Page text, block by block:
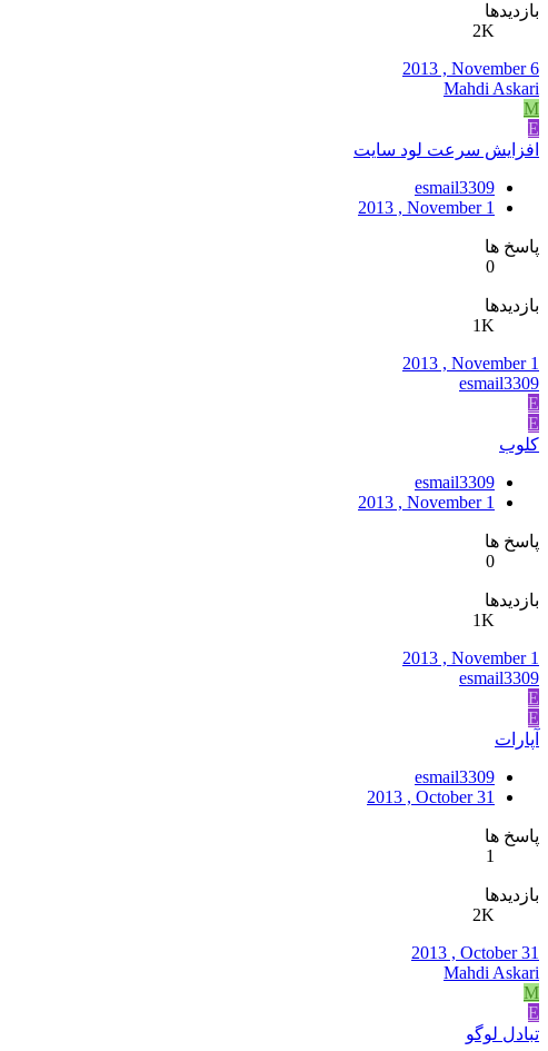
بازدیدها
2K
2013 , November 6
Mahdi Askari
M
E
افزایش سرعت لود سایت
esmail3309
2013 , November 1
پاسخ ها
0
بازدیدها
1K
2013 , November 1
esmail3309
E
E
کلوب
esmail3309
2013 , November 1
پاسخ ها
0
بازدیدها
1K
2013 , November 1
esmail3309
E
E
آپارات
esmail3309
2013 , October 31
پاسخ ها
1
بازدیدها
2K
2013 , October 31
Mahdi Askari
M
E
تبادل لوگو